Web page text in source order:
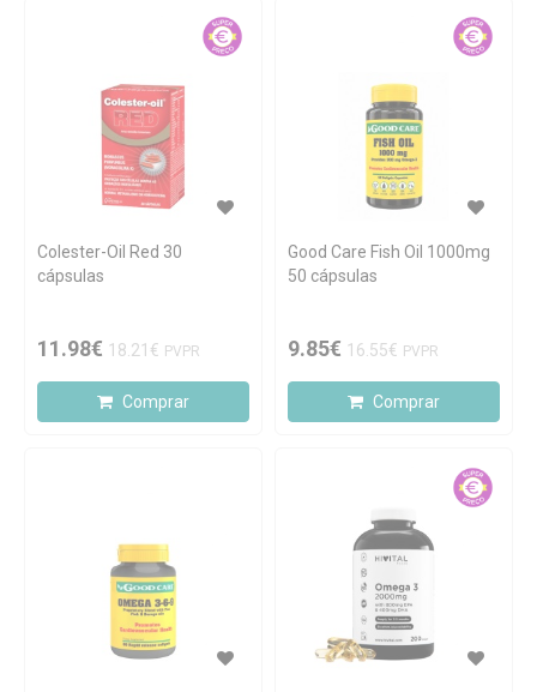
Colester-Oil Red 30
cápsulas
11.98€ 18.21€ PVPR
Comprar
Good Care Fish Oil 1000mg
50 cápsulas
9.85€ 16.55€ PVPR
Comprar